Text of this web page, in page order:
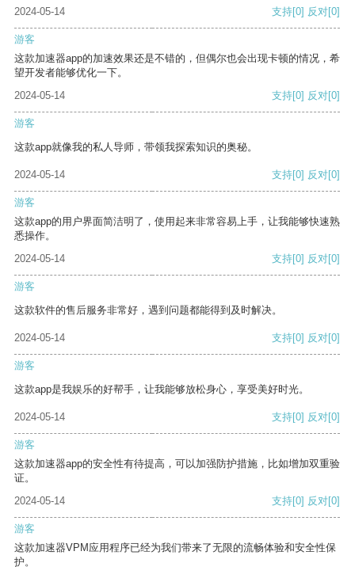
2024-05-14
支持[0] 反对[0]
游客
这款加速器app的加速效果还是不错的，但偶尔也会出现卡顿的情况，希
望开发者能够优化一下。
2024-05-14
支持[0] 反对[0]
游客
这款app就像我的私人导师，带领我探索知识的奥秘。
2024-05-14 支持[0] 反对[0]
游客
这款app的用户界面简洁明了，使用起来非常容易上手，让我能够快速熟
悉操作。
2024-05-14
支持[0] 反对[0]
游客
这款软件的售后服务非常好，遇到问题都能得到及时解决。
2024-05-14 支持[0] 反对[0]
游客
这款app是我娱乐的好帮手，让我能够放松身心，享受美好时光。
2024-05-14 支持[0] 反对[0]
游客
这款加速器app的安全性有待提高，可以加强防护措施，比如增加双重验
证。
2024-05-14
支持[0] 反对[0]
游客
这款加速器VPM应用程序已经为我们带来了无限的流畅体验和安全性保
护。